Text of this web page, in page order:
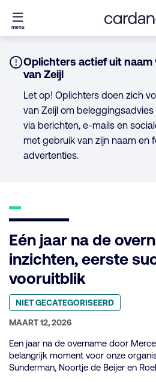
Direct
naar
menu
Notice:
Oplichters actief uit naam
van Zeijl
Let op! Oplichters doen zich
van Zeijl om
via berichten, e-mails en
met gebruik van zijn naam en
advertenties.
Eén jaar na de
inzichten, eerste
vooruitblik
Geplaatst
categorie:
NIET GECATEGORISEERD
GEPUBLICEERD
MAART 12, 2026
Een jaar na de overname door
belangrijk moment voor onze
Sunderman, Noortje de Beijer en